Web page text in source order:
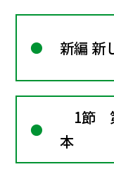
新編 新
1節
本